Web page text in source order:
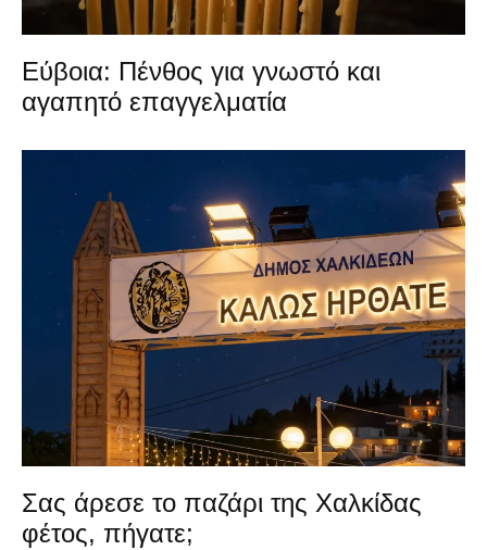
Εύβοια: Πένθος για γνωστό και
αγαπητό επαγγελματία
Σας άρεσε το παζάρι της Χαλκίδας
φέτος, πήγατε;